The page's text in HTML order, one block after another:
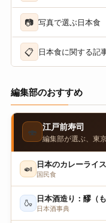
📷 写真で選ぶ日本食
📋 日本食に関する記
編集部のおすすめ
🍣 江戸前寿司
編集部が選ぶ、東
🍛 日本のカレーライス
国民食
🍶 日本酒造り：醪（も
日本酒事典